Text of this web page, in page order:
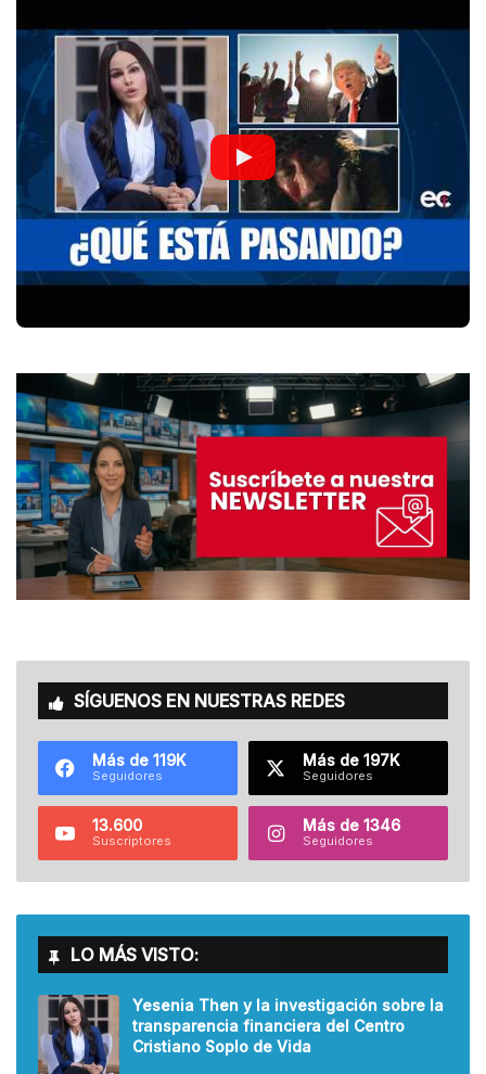
SÍGUENOS EN NUESTRAS REDES
Más de 119K
Seguidores
Más de 197K
Seguidores
13.600
Suscriptores
Más de 1346
Seguidores
LO MÁS VISTO:
Yesenia Then y la investigación sobre la
transparencia financiera del Centro
Cristiano Soplo de Vida